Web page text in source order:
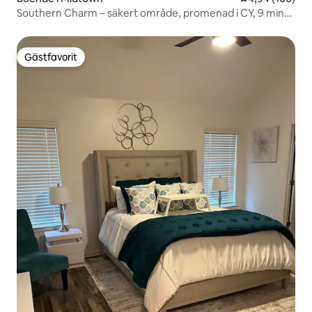
Southern Charm – säkert område, promenad i CY, 9 min
Gästfavorit
Gästfavorit